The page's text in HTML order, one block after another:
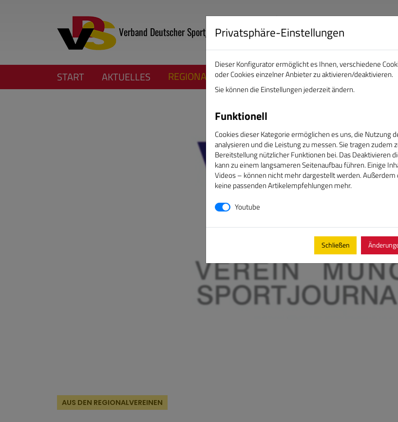
Verband Deutscher Sportjournalisten e.V. DAS GOLDENE BAND
START AKTUELLES REGIONALVEREINE ÜBER UNS SERVICE
AUS DEN REGIONALVEREINEN
Privatsphäre-Einstellungen
Dieser Konfigurator ermöglicht es Ihnen, verschiedene
oder Cookies einzelner Anbieter zu aktivieren/deaktivieren.
Sie können die Einstellungen jederzeit ändern.
Funktionell
Cookies dieser Kategorie ermöglichen es uns, die Nutzung
analysieren und die Leistung zu messen. Sie tragen zudem
Bereitstellung nützlicher Funktionen bei. Das Deaktivieren
kann zu einem langsameren Seitenaufbau führen. Einige
Videos – können nicht mehr dargestellt werden. Außerdem
keine passenden Artikelempfehlungen mehr.
Youtube
Schließen